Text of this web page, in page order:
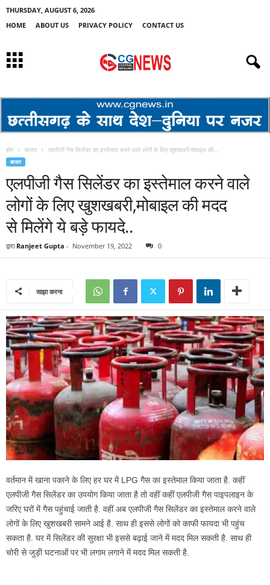
THURSDAY, AUGUST 6, 2026
HOME
ABOUT US PRIVACY POLICY CONTACT US
होम बाजार एलपीजी गैस सिलेंडर का इस्तेमाल करने वाले लोगों के लिए खुशखबरी,मोबाइल की...
बाजार
एलपीजी गैस सिलेंडर का इस्तेमाल करने वाले
लोगों के लिए खुशखबरी,मोबाइल की मदद
से मिलेंगे ये बड़े फायदे..
द्वारा Ranjeet Gupta - November 19, 2022 0
साझा करना
वर्तमान में खाना पकाने के लिए हर घर में LPG गैस का इस्तेमाल किया जाता है. कहीं
एलपीजी गैस सिलेंडर का उपयोग किया जाता है तो वहीं कहीं एलपीजी गैस पाइपलाइन के
जरिए घरों में गैस पहुंचाई जाती है. वहीं अब एलपीजी गैस सिलेंडर का इस्तेमाल करने वाले
लोगों के लिए खुशखबरी सामने आई है. साथ ही इससे लोगों को काफी फायदा भी पहुंच
सकता है. घर में सिलेंडर की सुरक्षा भी इससे बढ़ाई जाने में मदद मिल सकती है. साथ ही
चोरी से जुड़ी घटनाओं पर भी लगाम लगाने में मदद मिल सकती है.